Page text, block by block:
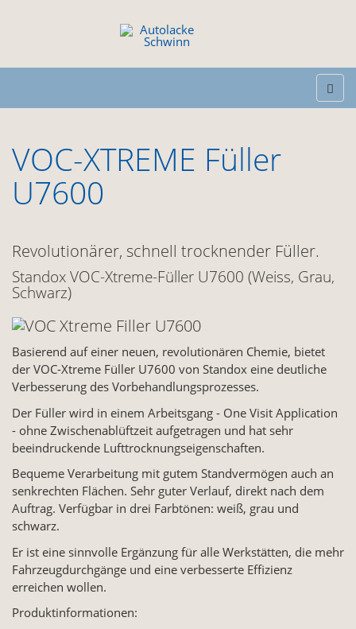
VOC-XTREME Füller
U7600
Revolutionärer, schnell trocknender Füller.
Standox VOC-Xtreme-Füller U7600 (Weiss, Grau,
Schwarz)
Basierend auf einer neuen, revolutionären Chemie, bietet
der VOC-Xtreme Füller U7600 von Standox eine deutliche
Verbesserung des Vorbehandlungsprozesses.
Der Füller wird in einem Arbeitsgang - One Visit Application
- ohne Zwischenablüftzeit aufgetragen und hat sehr
beeindruckende Lufttrocknungseigenschaften.
Bequeme Verarbeitung mit gutem Standvermögen auch an
senkrechten Flächen. Sehr guter Verlauf, direkt nach dem
Auftrag. Verfügbar in drei Farbtönen: weiß, grau und
schwarz.
Er ist eine sinnvolle Ergänzung für alle Werkstätten, die mehr
Fahrzeugdurchgänge und eine verbesserte Effizienz
erreichen wollen.
Produktinformationen: